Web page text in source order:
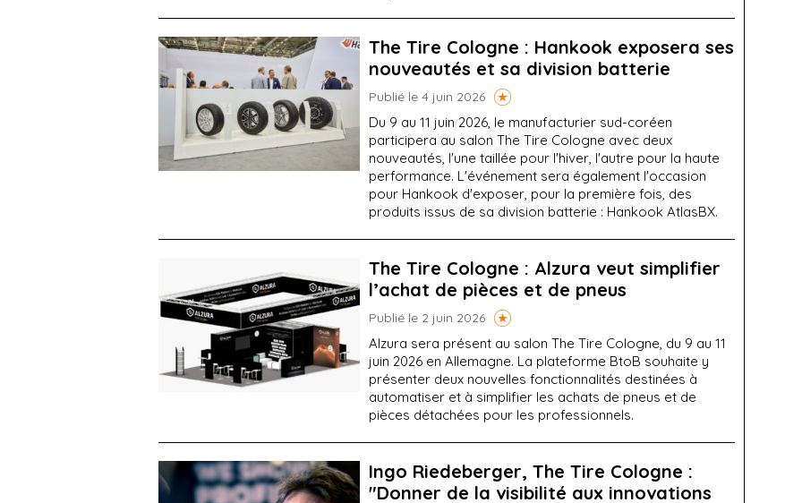
The Tire Cologne : Hankook exposera ses
nouveautés et sa division batterie
Publié le 4 juin 2026
Du 9 au 11 juin 2026, le manufacturier sud-coréen
participera au salon The Tire Cologne avec deux
nouveautés, l'une taillée pour l'hiver, l'autre pour la haute
performance. L'événement sera également l'occasion
pour Hankook d'exposer, pour la première fois, des
produits issus de sa division batterie : Hankook AtlasBX.
The Tire Cologne : Alzura veut simplifier
l’achat de pièces et de pneus
Publié le 2 juin 2026
Alzura sera présent au salon The Tire Cologne, du 9 au 11
juin 2026 en Allemagne. La plateforme BtoB souhaite y
présenter deux nouvelles fonctionnalités destinées à
automatiser et à simplifier les achats de pneus et de
pièces détachées pour les professionnels.
Ingo Riedeberger, The Tire Cologne :
"Donner de la visibilité aux innovations